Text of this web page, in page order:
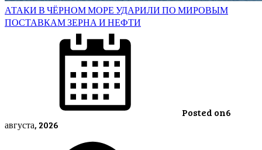
АТАКИ В ЧЁРНОМ МОРЕ УДАРИЛИ ПО МИРОВЫМ
ПОСТАВКАМ ЗЕРНА И НЕФТИ
Posted on6
августа, 2026